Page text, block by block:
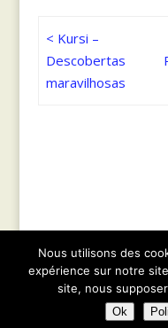
< Kursi –
Descobertas
maravilhosas
© 2021
|| Web design :
Nous utilisons des
expérience sur notre
site, nous
Ok